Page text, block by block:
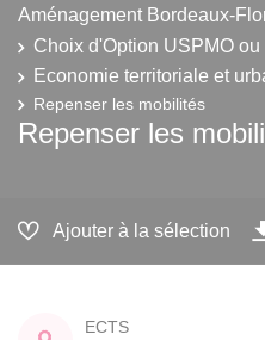
Aménagement Bordeaux-
Choix d'Option USPMO
Economie territoriale et
Repenser les mobilités
Repenser les
Ajouter à la sélection
ECTS